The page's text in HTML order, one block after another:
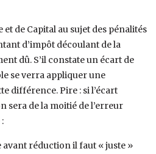
de Capital au sujet des pénalités
d’impôt découlant de la
dû. S’il constate un écart de
se verra appliquer une
différence. Pire : si l’écart
sera de la moitié de l’erreur
avant réduction il faut « juste »